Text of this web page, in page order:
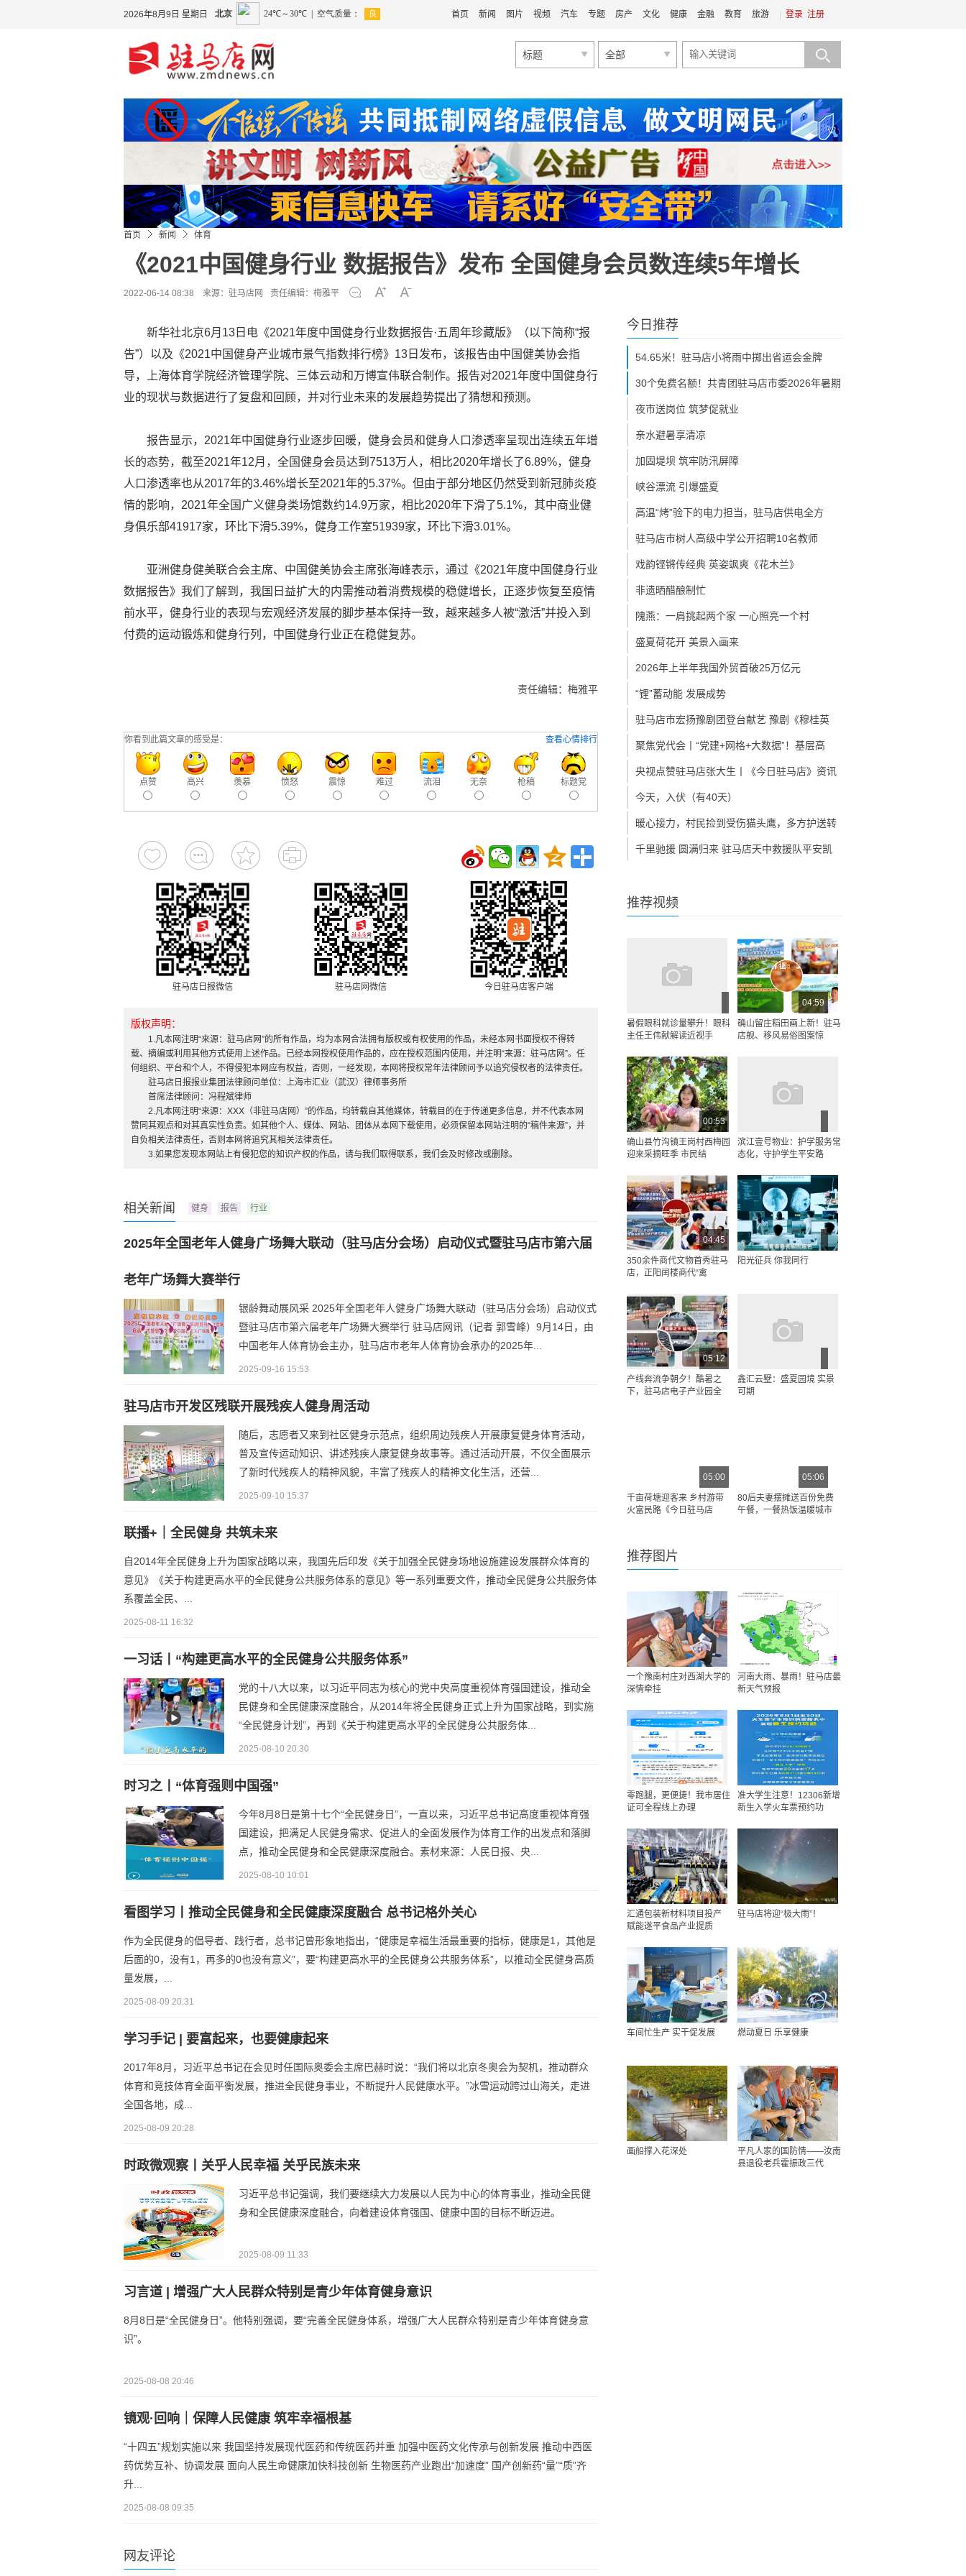
2026年8月9日 星期日 登录 注册
首页 新闻 图片 视频 汽车 专题 房产 文化 健康 金融 教育 旅游
标题 全部
首页 新闻 体育
《2021中国健身行业 数据报告》发布 全国健身会员数连续5年增长
2022-06-14 08:38 来源： 驻马店网 责任编辑：梅雅平
新华社北京6月13日电《2021年度中国健身行业数据报告·五周年珍藏版》（以下简称“报
告”）以及《2021中国健身产业城市景气指数排行榜》13日发布，该报告由中国健美协会指
导，上海体育学院经济管理学院、三体云动和万博宣伟联合制作。报告对2021年度中国健身行
业的现状与数据进行了复盘和回顾，并对行业未来的发展趋势提出了猜想和预测。
报告显示，2021年中国健身行业逐步回暖，健身会员和健身人口渗透率呈现出连续五年增
长的态势，截至2021年12月，全国健身会员达到7513万人，相比2020年增长了6.89%，健身
人口渗透率也从2017年的3.46%增长至2021年的5.37%。但由于部分地区仍然受到新冠肺炎疫
情的影响，2021年全国广义健身类场馆数约14.9万家，相比2020年下滑了5.1%，其中商业健
身俱乐部41917家，环比下滑5.39%，健身工作室51939家，环比下滑3.01%。
亚洲健身健美联合会主席、中国健美协会主席张海峰表示，通过《2021年度中国健身行业
数据报告》我们了解到，我国日益扩大的内需推动着消费规模的稳健增长，正逐步恢复至疫情
前水平，健身行业的表现与宏观经济发展的脚步基本保持一致，越来越多人被“激活”并投入到
付费的运动锻炼和健身行列，中国健身行业正在稳健复苏。
责任编辑：梅雅平
查看心情排行
你看到此篇文章的感受是：
点赞 高兴 羡慕 愤怒 震惊 难过 流泪 无奈 枪稿 标题党
驻马店日报微信 驻马店网微信 今日驻马店客户端
版权声明：
1.凡本网注明“来源：驻马店网”的所有作品，均为本网合法拥有版权或有权使用的作品，未经本网书面授权不得转
载、摘编或利用其他方式使用上述作品。已经本网授权使用作品的，应在授权范围内使用，并注明“来源：驻马店网”。任
何组织、平台和个人，不得侵犯本网应有权益，否则，一经发现，本网将授权常年法律顾问予以追究侵权者的法律责任。
驻马店日报报业集团法律顾问单位：上海市汇业（武汉）律师事务所
首席法律顾问：冯程斌律师
2.凡本网注明“来源：XXX（非驻马店网）”的作品，均转载自其他媒体，转载目的在于传递更多信息，并不代表本网
赞同其观点和对其真实性负责。如其他个人、媒体、网站、团体从本网下载使用，必须保留本网站注明的“稿件来源”，并
自负相关法律责任，否则本网将追究其相关法律责任。
3.如果您发现本网站上有侵犯您的知识产权的作品，请与我们取得联系，我们会及时修改或删除。
相关新闻 健身 报告 行业
2025年全国老年人健身广场舞大联动（驻马店分会场）启动仪式暨驻马店市第六届
老年广场舞大赛举行
银龄舞动展风采 2025年全国老年人健身广场舞大联动（驻马店分会场）启动仪式
暨驻马店市第六届老年广场舞大赛举行 驻马店网讯（记者 郭雪峰）9月14日，由
中国老年人体育协会主办，驻马店市老年人体育协会承办的2025年...
2025-09-16 15:53
驻马店市开发区残联开展残疾人健身周活动
随后，志愿者又来到社区健身示范点，组织周边残疾人开展康复健身体育活动，
普及宣传运动知识、讲述残疾人康复健身故事等。通过活动开展，不仅全面展示
了新时代残疾人的精神风貌，丰富了残疾人的精神文化生活，还营...
2025-09-10 15:37
联播+｜全民健身 共筑未来
自2014年全民健身上升为国家战略以来，我国先后印发《关于加强全民健身场地设施建设发展群众体育的
意见》《关于构建更高水平的全民健身公共服务体系的意见》等一系列重要文件，推动全民健身公共服务体
系覆盖全民、...
2025-08-11 16:32
一习话丨“构建更高水平的全民健身公共服务体系”
党的十八大以来，以习近平同志为核心的党中央高度重视体育强国建设，推动全
民健身和全民健康深度融合，从2014年将全民健身正式上升为国家战略，到实施
“全民健身计划”，再到《关于构建更高水平的全民健身公共服务体...
2025-08-10 20:30
时习之丨“体育强则中国强”
今年8月8日是第十七个“全民健身日”，一直以来，习近平总书记高度重视体育强
国建设，把满足人民健身需求、促进人的全面发展作为体育工作的出发点和落脚
点，推动全民健身和全民健康深度融合。素材来源：人民日报、央...
2025-08-10 10:01
看图学习丨推动全民健身和全民健康深度融合 总书记格外关心
作为全民健身的倡导者、践行者，总书记曾形象地指出，“健康是幸福生活最重要的指标，健康是1，其他是
后面的0，没有1，再多的0也没有意义”，要“构建更高水平的全民健身公共服务体系”，以推动全民健身高质
量发展，...
2025-08-09 20:31
学习手记 | 要富起来，也要健康起来
2017年8月，习近平总书记在会见时任国际奥委会主席巴赫时说：“我们将以北京冬奥会为契机，推动群众
体育和竞技体育全面平衡发展，推进全民健身事业，不断提升人民健康水平。”冰雪运动跨过山海关，走进
全国各地，成...
2025-08-09 20:28
时政微观察丨关乎人民幸福 关乎民族未来
习近平总书记强调，我们要继续大力发展以人民为中心的体育事业，推动全民健
身和全民健康深度融合，向着建设体育强国、健康中国的目标不断迈进。
2025-08-09 11:33
习言道 | 增强广大人民群众特别是青少年体育健身意识
8月8日是“全民健身日”。他特别强调，要“完善全民健身体系，增强广大人民群众特别是青少年体育健身意
识”。
2025-08-08 20:46
镜观·回响｜保障人民健康 筑牢幸福根基
“十四五”规划实施以来 我国坚持发展现代医药和传统医药并重 加强中医药文化传承与创新发展 推动中西医
药优势互补、协调发展 面向人民生命健康加快科技创新 生物医药产业跑出“加速度” 国产创新药“量”“质”齐
升...
2025-08-08 09:35
网友评论
今日推荐
54.65米！驻马店小将雨中掷出省运会金牌
30个免费名额！共青团驻马店市委2026年暑期
夜市送岗位 筑梦促就业
亲水避暑享清凉
加固堤坝 筑牢防汛屏障
峡谷漂流 引爆盛夏
高温“烤”验下的电力担当，驻马店供电全方
驻马店市树人高级中学公开招聘10名教师
戏韵铿锵传经典 英姿飒爽《花木兰》
非遗晒醋酿制忙
隗燕：一肩挑起两个家 一心照亮一个村
盛夏荷花开 美景入画来
2026年上半年我国外贸首破25万亿元
“锂”蓄动能 发展成势
驻马店市宏扬豫剧团登台献艺 豫剧《穆桂英
聚焦党代会丨“党建+网格+大数据”！基层高
央视点赞驻马店张大生丨《今日驻马店》资讯
今天，入伏（有40天）
暖心接力，村民捡到受伤猫头鹰，多方护送转
千里驰援 圆满归来 驻马店天中救援队平安凯
推荐视频
暑假眼科就诊量攀升！眼科
主任王伟献解读近视手
04:59
确山留庄稻田画上新！驻马
店舰、移风易俗图案惊
00:53
确山县竹沟镇王岗村西梅园
迎来采摘旺季 市民结
滨江壹号物业：护学服务常
态化，守护学生平安路
04:45
350余件商代文物首秀驻马
店，正阳闰楼商代“禽
阳光征兵 你我同行
05:12
产线奔流争朝夕！酷暑之
下，驻马店电子产业园全
鑫汇云墅：盛夏园境 实景
可期
05:00
千亩荷塘迎客来 乡村游带
火富民路《今日驻马店
05:06
80后夫妻摆摊送百份免费
午餐，一餐热饭温暖城市
推荐图片
一个豫南村庄对西湖大学的
深情牵挂
河南大雨、暴雨！驻马店最
新天气预报
零跑腿，更便捷！我市居住
证可全程线上办理
准大学生注意！12306新增
新生入学火车票预约功
汇通包装新材料项目投产
赋能遂平食品产业提质
驻马店将迎“极大雨”！
车间忙生产 实干促发展 燃动夏日 乐享健康
画船撑入花深处
平凡人家的国防情——汝南
县退役老兵霍振政三代